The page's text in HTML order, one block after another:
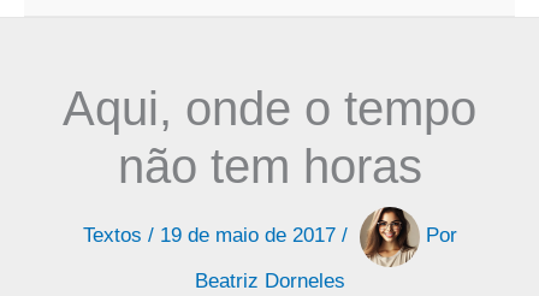
Aqui, onde o tempo
não tem horas
Textos / 19 de maio de 2017 /
Por
Beatriz Dorneles